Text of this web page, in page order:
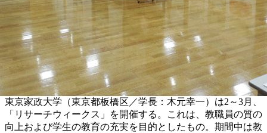
東京家政大学（東京都板橋区／学長：木元幸一）は2～3月、
「リサーチウィークス」を開催する。これは、教職員の質の
向上および学生の教育の充実を目的としたもの。期間中は教